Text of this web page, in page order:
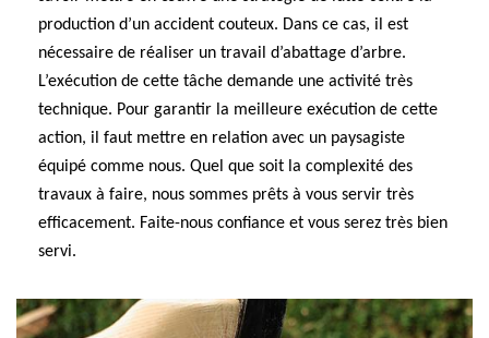
production d’un accident couteux. Dans ce cas, il est
nécessaire de réaliser un travail d’abattage d’arbre.
L’exécution de cette tâche demande une activité très
technique. Pour garantir la meilleure exécution de cette
action, il faut mettre en relation avec un paysagiste
équipé comme nous. Quel que soit la complexité des
travaux à faire, nous sommes prêts à vous servir très
efficacement. Faite-nous confiance et vous serez très bien
servi.